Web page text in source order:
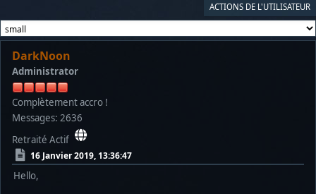
ACTIONS DE L'UTILISATEUR
DarkNoon
Administrator
Complètement accro !
Messages: 2636
Retraité Actif
16 Janvier 2019, 13:36:47
Hello,